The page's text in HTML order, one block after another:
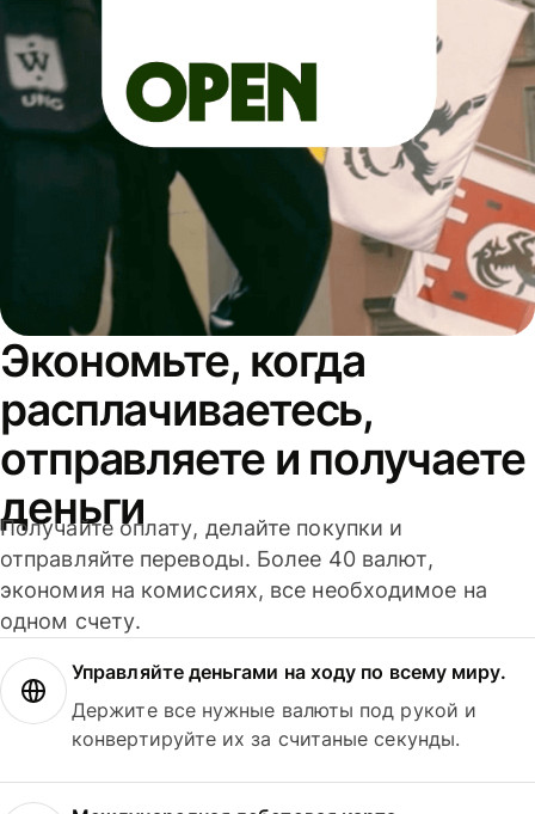
Экономьте, когда
расплачиваетесь,
отправляете и получаете
деньги
Получайте оплату, делайте покупки и
отправляйте переводы. Более 40 валют,
экономия на комиссиях, все необходимое на
одном счету.
Управляйте деньгами на ходу по всему миру.
Держите все нужные валюты под рукой и
конвертируйте их за считаные секунды.